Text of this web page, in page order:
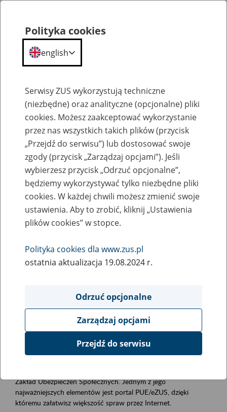
Szkolenia
Zaproś ZUS do siebie - zakładanie profili
eZUS w siedzibie Twojej firmy
Rodzaj wydarzenia
Szkolenia
obsługa klientów
Event description
Platforma Usług Elektronicznych ZUS eZUS
Zakład Ubezpieczeń Społecznych. Jednym z jego
najważniejszych elementów jest portal PUE/eZUS, dzięki
któremu załatwisz większość spraw przez Internet.
Polityka cookies
english
Serwisy ZUS wykorzystują techniczne
(niezbędne) oraz analityczne (opcjonalne) pliki
cookies. Możesz zaakceptować wykorzystanie
przez nas wszystkich takich plików (przycisk
„Przejdź do serwisu”) lub dostosować swoje
zgody (przycisk „Zarządzaj opcjami”). Jeśli
wybierzesz przycisk „Odrzuć opcjonalne”,
będziemy wykorzystywać tylko niezbędne pliki
cookies. W każdej chwili możesz zmienić swoje
ustawienia. Aby to zrobić, kliknij „Ustawienia
plików cookies” w stopce.
Polityka cookies dla www.zus.pl
ostatnia aktualizacja 19.08.2024 r.
Odrzuć opcjonalne
Zarządzaj opcjami
Przejdź do serwisu